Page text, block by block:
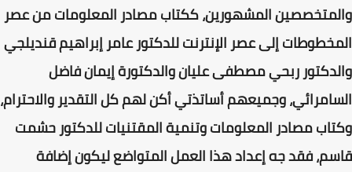
والمتخصصين المشهورين، ككتاب مصادر المعلومات من عصر
المخطوطات إلى عصر الإنترنت للدكتور عامر إبراهيم قنديلجي
والدكتور ربحي مصطفى عليان والدكتورة إيمان فاضل
السامرائي، وجميعهم أساتذتي أكن لهم كل التقدير والاحترام،
وكتاب مصادر المعلومات وتنمية المقتنيات للدكتور حشمت
قاسم، فقد جه إعداد هذا العمل المتواضع ليكون إضافة